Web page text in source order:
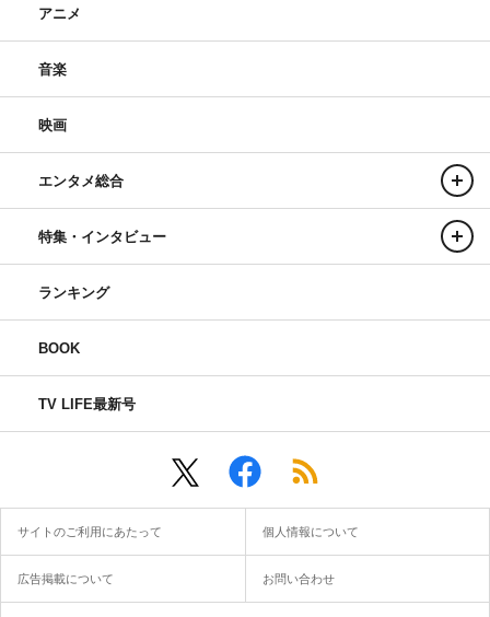
アニメ
音楽
映画
エンタメ総合
特集・インタビュー
ランキング
BOOK
TV LIFE最新号
サイトのご利用にあたって 個人情報について
広告掲載について お問い合わせ